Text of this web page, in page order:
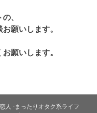
、
願いします。
願いします。
人 -まったりオタク系ライフ